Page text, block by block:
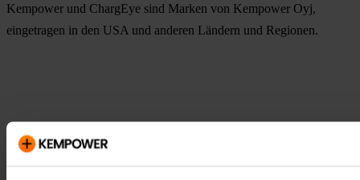
Kempower und ChargEye sind Marken von Kempower Oyj,
eingetragen in den USA und anderen Ländern und Regionen.